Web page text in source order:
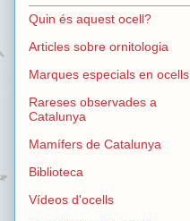
Quin és aquest ocell?
Articles sobre ornitologia
Marques especials en ocells
Rareses observades a
Catalunya
Mamífers de Catalunya
Biblioteca
Vídeos d'ocells